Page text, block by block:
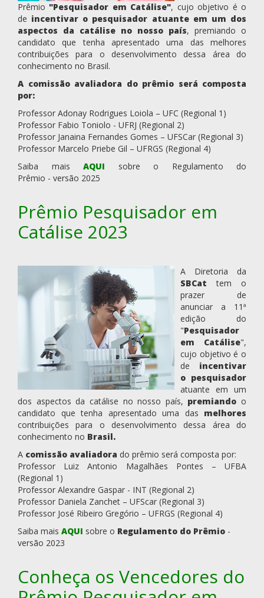
Prêmio"Pesquisador em Catálise", cujo objetivo é o
de incentivar o pesquisador atuante em um dos
aspectos da catálise no nosso país, premiando o
candidato que tenha apresentado uma das melhores
contribuições para o desenvolvimento dessa área do
conhecimento no Brasil.
A comissão avaliadora do prêmio será composta
por:
Professor Adonay Rodrigues Loiola – UFC (Regional 1)
Professor Fabio Toniolo - UFRJ (Regional 2)
Professor Janaina Fernandes Gomes – UFSCar (Regional 3)
Professor Marcelo Priebe Gil – UFRGS (Regional 4)
Saiba mais AQUI sobre o Regulamento do
Prêmio - versão 2025
Prêmio Pesquisador em
Catálise 2023
A Diretoria da
SBCat tem o
prazer de
anunciar a 11ª
edição do
"Pesquisador
em Catálise",
cujo objetivo é o
de incentivar
o pesquisador
atuante em um
dos aspectos da catálise no nosso país, premiando o
candidato que tenha apresentado uma das melhores
contribuições para o desenvolvimento dessa área do
conhecimento no Brasil.
A comissão avaliadora do prêmio será composta por:
Professor Luiz Antonio Magalhães Pontes – UFBA
(Regional 1)
Professor Alexandre Gaspar - INT (Regional 2)
Professor Daniela Zanchet – UFScar (Regional 3)
Professor José Ribeiro Gregório – UFRGS (Regional 4)
Saiba mais AQUI sobre o Regulamento do Prêmio -
versão 2023
Conheça os Vencedores do